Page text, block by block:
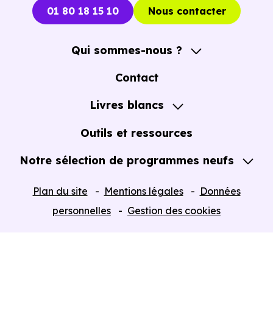
01 80 18 15 10 Nous contacter
Qui sommes-nous ?
A propos
Contact
Livres blancs
Guide de l'Achat immobilier neuf en VEFA
Outils et ressources
Notre sélection de programmes neufs
Plan du site Mentions légales
Données
personnelles
Gestion des cookies